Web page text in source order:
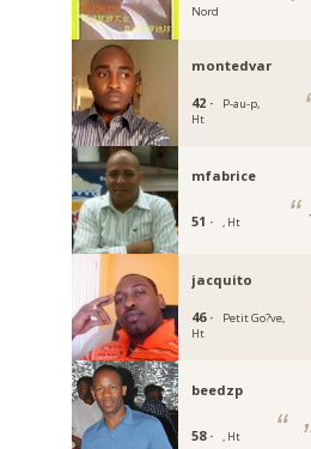
Nord
montedvar
42 ·
P-au-p,
Ht
mfabrice
51 · , Ht
jacquito
46 ·
Petit Go?ve,
Ht
beedzp
58 · , Ht